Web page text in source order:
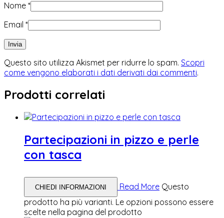
Nome *
Email *
Questo sito utilizza Akismet per ridurre lo spam. Scopri
come vengono elaborati i dati derivati dai commenti.
Prodotti correlati
Partecipazioni in pizzo e perle
con tasca
CHIEDI INFORMAZIONI Read More Questo
prodotto ha più varianti. Le opzioni possono essere
scelte nella pagina del prodotto